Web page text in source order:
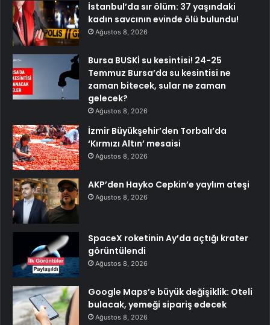
İstanbul’da sır ölüm: 37 yaşındaki
kadın savcının evinde ölü bulundu!
Ağustos 8, 2026
Bursa BUSKİ su kesintisi! 24-25
Temmuz Bursa’da su kesintisi ne
zaman bitecek, sular ne zaman
gelecek?
Ağustos 8, 2026
İzmir Büyükşehir’den Torbalı’da
‘Kırmızı Altın’ mesaisi
Ağustos 8, 2026
AKP’den Hayko Cepkin’e yaylım ateşi
Ağustos 8, 2026
SpaceX roketinin Ay’da açtığı krater
görüntülendi
Ağustos 8, 2026
Google Maps’e büyük değişiklik: Oteli
bulacak, yemeği sipariş edecek
Ağustos 8, 2026